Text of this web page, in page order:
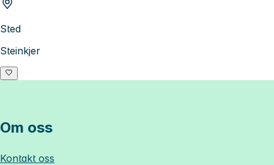
Sted
Steinkjer
Om oss
Kontakt oss